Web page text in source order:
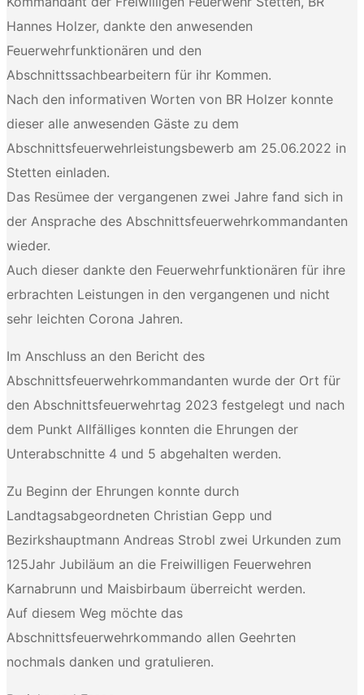
Hannes Holzer, dankte den anwesenden
Feuerwehrfunktionären und den
Abschnittssachbearbeitern für ihr Kommen.
Nach den informativen Worten von BR Holzer konnte
dieser alle anwesenden Gäste zu dem
Abschnittsfeuerwehrleistungsbewerb am 25.06.2022 in
Stetten einladen.
Das Resümee der vergangenen zwei Jahre fand sich in
der Ansprache des Abschnittsfeuerwehrkommandanten
wieder.
Auch dieser dankte den Feuerwehrfunktionären für ihre
erbrachten Leistungen in den vergangenen und nicht
sehr leichten Corona Jahren.
Im Anschluss an den Bericht des
Abschnittsfeuerwehrkommandanten wurde der Ort für
den Abschnittsfeuerwehrtag 2023 festgelegt und nach
dem Punkt Allfälliges konnten die Ehrungen der
Unterabschnitte 4 und 5 abgehalten werden.
Zu Beginn der Ehrungen konnte durch
Landtagsabgeordneten Christian Gepp und
Bezirkshauptmann Andreas Strobl zwei Urkunden zum
125Jahr Jubiläum an die Freiwilligen Feuerwehren
Karnabrunn und Maisbirbaum überreicht werden.
Auf diesem Weg möchte das
Abschnittsfeuerwehrkommando allen Geehrten
nochmals danken und gratulieren.